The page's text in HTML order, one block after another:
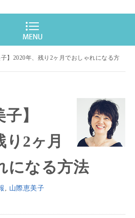
子】2020年、残り2ヶ月でおしゃれになる方
】
り2ヶ月
になる方法
, 山際恵美子